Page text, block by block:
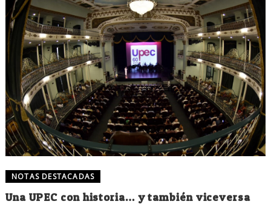
NOTAS DESTACADAS
Una UPEC con historia… y también viceversa